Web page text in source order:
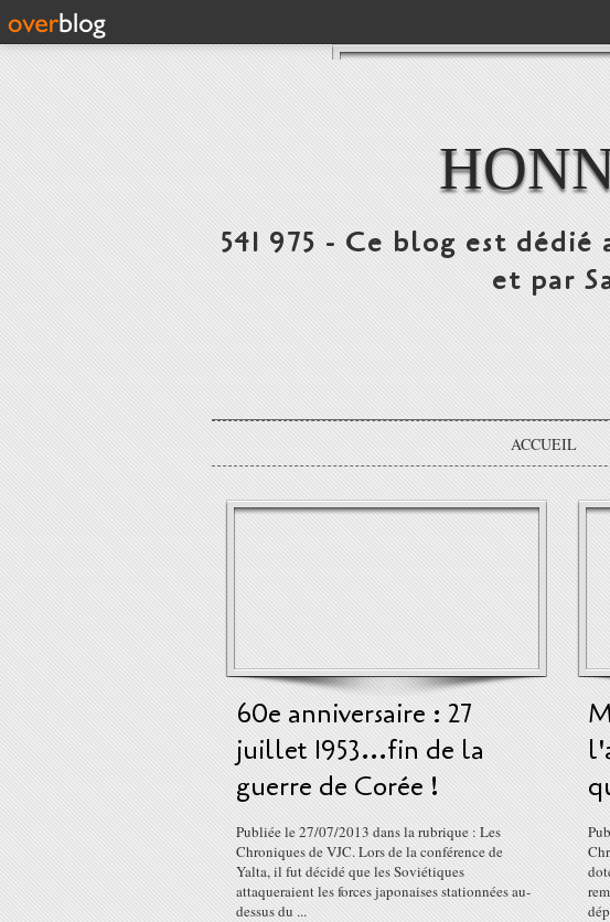
541 975 - Ce blog est
et par
ACCUEIL
60e anniversaire : 27
juillet 1953...fin de la
guerre de Corée !
Publiée le 27/07/2013 dans la rubrique : Les
Chroniques de VJC. Lors de la conférence de
Yalta, il fut décidé que les Soviétiques
attaqueraient les forces japonaises stationnées au-
dessus du ...